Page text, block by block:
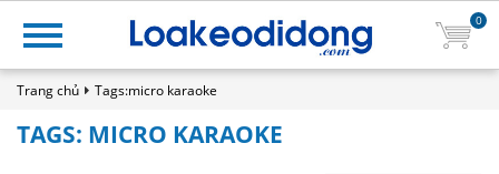
0
Trang chủ Tags:micro karaoke
TAGS: MICRO KARAOKE